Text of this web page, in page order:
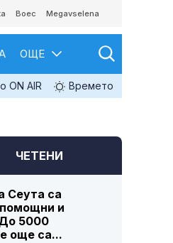
Boec Megavselena
ОЩЕ
ON AIR Времето
ЧЕТЕНИ
Сеута са
и
5000
още са...